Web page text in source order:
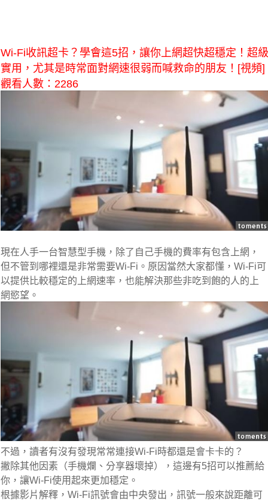
Wi-Fi收訊超卡？學會這5招，讓你上網超快超穩定！超級
實用，尤其是時常面對網速很弱而喊救命的朋友！[視頻]
觀看人數：2286
現在人手一台智慧型手機，除了自己手機的費率有包含上網，
但不管到哪裡還是非常需要Wi-Fi。原因當然大家都懂，Wi-Fi可
以提供比較穩定的上網速率，也能解決那些非吃到飽的人的上
網慾望。
不過，讀者有沒有發現常常連接Wi-Fi時都還是會卡卡的？
撇除其他因素（手機爛、分享器壞掉），這邊有5招可以推薦給
你，讓Wi-Fi使用起來更加穩定。
根據影片解釋，Wi-Fi訊號會由中央發出，訊號一般來說距離可